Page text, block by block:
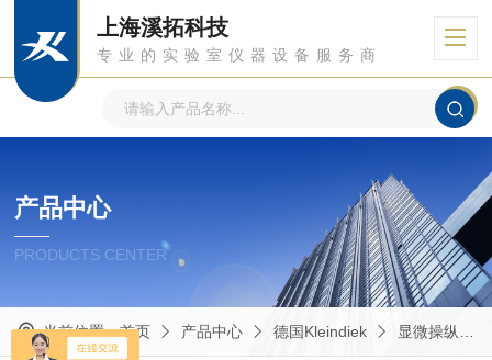
上海溪拓科技
专业的实验室仪器设备服务商
产品中心
PRODUCTS CENTER
当前位置：首页 产品中心 德国Kleindiek 显微操纵器